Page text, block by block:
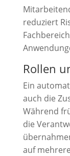
reduziert
Rollen
Ein
auch die
Während
die
auf